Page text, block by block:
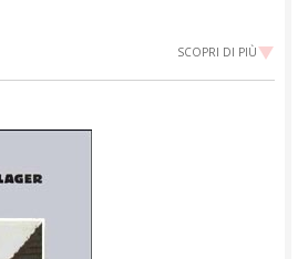
SCOPRI DI PIÙ